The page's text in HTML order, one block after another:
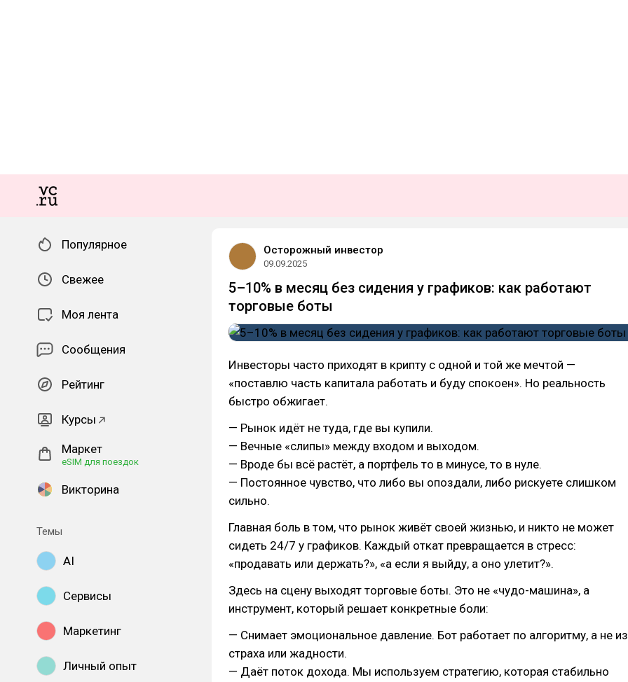
Популярное
Свежее
Моя лента
Сообщения
Рейтинг
Курсы
Маркет
eSIM для поездок
Викторина
Темы
AI
Сервисы
Маркетинг
Личный опыт
Осторожный инвестор
09.09.2025
5–10% в месяц без сидения у графиков: как работают
торговые боты
Инвесторы часто приходят в крипту с одной и той же мечтой —
«поставлю часть капитала работать и буду спокоен». Но реальность
быстро обжигает.
— Рынок идёт не туда, где вы купили.
— Вечные «слипы» между входом и выходом.
— Вроде бы всё растёт, а портфель то в минусе, то в нуле.
— Постоянное чувство, что либо вы опоздали, либо рискуете слишком
сильно.
Главная боль в том, что рынок живёт своей жизнью, и никто не может
сидеть 24/7 у графиков. Каждый откат превращается в стресс:
«продавать или держать?», «а если я выйду, а оно улетит?».
Здесь на сцену выходят торговые боты. Это не «чудо-машина», а
инструмент, который решает конкретные боли:
— Снимает эмоциональное давление. Бот работает по алгоритму, а не из
страха или жадности.
— Даёт поток дохода. Мы используем стратегию, которая стабильно